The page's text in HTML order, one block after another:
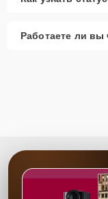
Работаете ли вы